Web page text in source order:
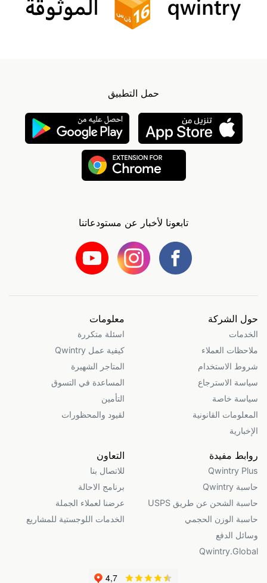
حمل التطبيق
تابعونا لأخبار عن مستودعاتنا
حول الشركة
الخدمات
ملاحظات العملاء
شروط الاستخدام
سياسة الاسترجاع
سياسة خاصة
المعلومات القانونية
الإخبارية
معلومات
اسئلة متكررة
كيفية عمل Qwintry
المتاجر الشهيرة
المساعدة في التسوق
التأمين
لقيود والمحظورات
روابط مفيدة
Qwintry Plus
حاسبة Qwintry
حاسبة الشحن عن طريق USPS
حاسبة الوزن الحجمي
وسائل الدفع
Qwintry.Global
التعاون
للاتصال بنا
برنامج الاحالة
عرضنا لعملاء الجملة
الخدمات اللوجستية للمشاريع